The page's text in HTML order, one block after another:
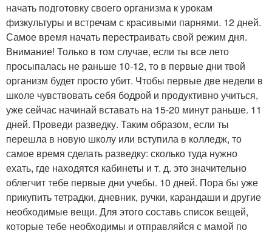
начать подготовку своего организма к урокам
физкультуры и встречам с красивыми парнями. 12 дней.
Самое время начать перестраивать свой режим дня.
Внимание! Только в том случае, если ты все лето
просыпалась не раньше 10-12, то в первые дни твой
организм будет просто убит. Чтобы первые две недели в
школе чувствовать себя бодрой и продуктивно учиться,
уже сейчас начинай вставать на 15-20 минут раньше. 11
дней. Проведи разведку. Таким образом, если ты
перешла в новую школу или вступила в колледж, то
самое время сделать разведку: сколько туда нужно
ехать, где находятся кабинеты и т. д. это значительно
облегчит тебе первые дни учебы. 10 дней. Пора бы уже
прикупить тетрадки, дневник, ручки, карандаши и другие
необходимые вещи. Для этого составь список вещей,
которые тебе необходимы и отправляйся с мамой по